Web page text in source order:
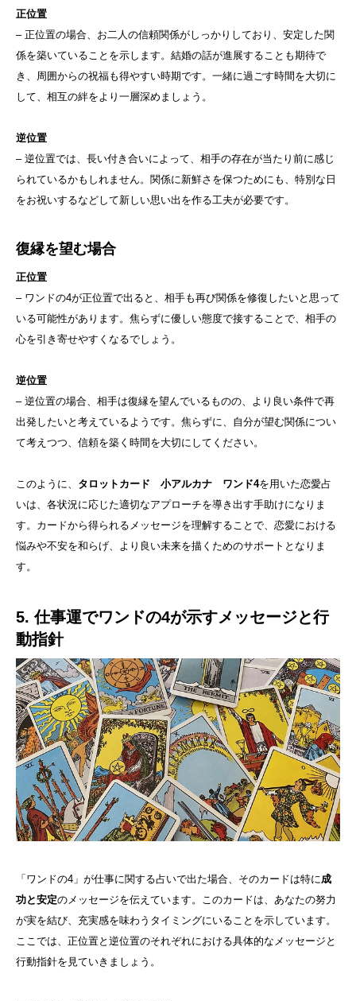
正位置
– 正位置の場合、お二人の信頼関係がしっかりしており、安定した関
係を築いていることを示します。結婚の話が進展することも期待で
き、周囲からの祝福も得やすい時期です。一緒に過ごす時間を大切に
して、相互の絆をより一層深めましょう。
逆位置
– 逆位置では、長い付き合いによって、相手の存在が当たり前に感じ
られているかもしれません。関係に新鮮さを保つためにも、特別な日
をお祝いするなどして新しい思い出を作る工夫が必要です。
復縁を望む場合
正位置
– ワンドの4が正位置で出ると、相手も再び関係を修復したいと思って
いる可能性があります。焦らずに優しい態度で接することで、相手の
心を引き寄せやすくなるでしょう。
逆位置
– 逆位置の場合、相手は復縁を望んでいるものの、より良い条件で再
出発したいと考えているようです。焦らずに、自分が望む関係につい
て考えつつ、信頼を築く時間を大切にしてください。
このように、 タロットカード 小アルカナ ワンド4を用いた恋愛占
いは、各状況に応じた適切なアプローチを導き出す手助けになりま
す。カードから得られるメッセージを理解することで、恋愛における
悩みや不安を和らげ、より良い未来を描くためのサポートとなりま
す。
5. 仕事運でワンドの4が示すメッセージと行
動指針
「ワンドの4」が仕事に関する占いで出た場合、そのカードは特に成
功と安定のメッセージを伝えています。このカードは、あなたの努力
が実を結び、充実感を味わうタイミングにいることを示しています。
ここでは、正位置と逆位置のそれぞれにおける具体的なメッセージと
行動指針を見ていきましょう。